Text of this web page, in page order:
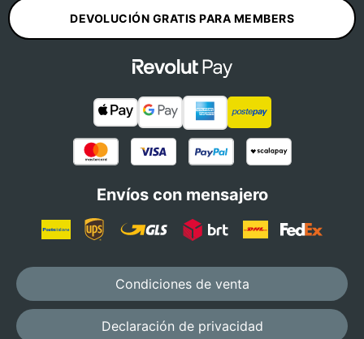
DEVOLUCIÓN GRATIS PARA MEMBERS
Envíos con mensajero
Condiciones de venta
Declaración de privacidad